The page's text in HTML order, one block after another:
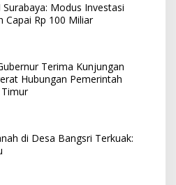
Modus Investasi
Capai Rp 100 Miliar
Terima Kunjungan
Hubungan Pemerintah
di Desa Bangsri Terkuak: